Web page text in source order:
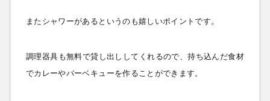
またシャワーがあるというのも嬉しいポイントです。
調理器具も無料で貸し出ししてくれるので、持ち込んだ食材
でカレーやバーベキューを作ることができます。